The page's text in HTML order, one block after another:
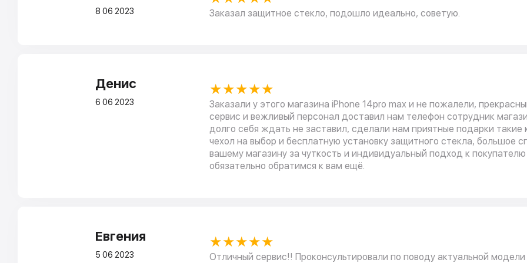
8 06 2023 Заказал защитное стекло, подошло идеально, советую.
Денис
6 06 2023
★★★★★
Заказали у этого магазина iPhone 14pro max и не пожалели,
сервис и вежливый персонал доставил нам телефон сотрудник
долго себя ждать не заставил, сделали нам приятные подарки такие
чехол на выбор и бесплатную установку защитного стекла, большое
вашему магазину за чуткость и индивидуальный подход к покупателю
обязательно обратимся к вам ещё.
Евгения
5 06 2023
★★★★★
Отличный сервис!! Проконсультировали по поводу актуальной модели